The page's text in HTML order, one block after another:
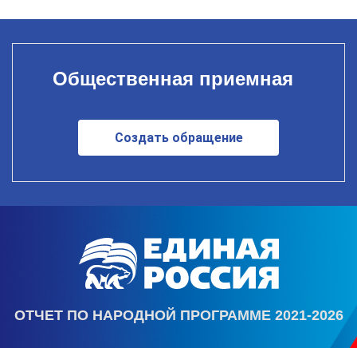
Общественная приемная
Создать обращение
ОТЧЕТ ПО НАРОДНОЙ ПРОГРАММЕ 2021-2026